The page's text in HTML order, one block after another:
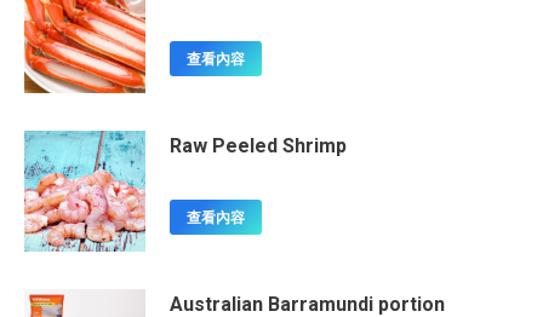
查看內容
Raw Peeled Shrimp
查看內容
Australian Barramundi portion